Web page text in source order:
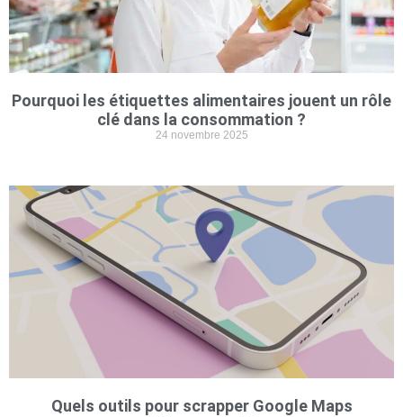
Pourquoi les étiquettes alimentaires jouent un rôle
clé dans la consommation ?
24 novembre 2025
Quels outils pour scrapper Google Maps